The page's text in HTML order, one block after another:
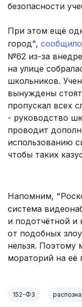
безопасности
При этом ещё
город", сообщило
№62 из-за
на улице
школьников.
вынуждены
пропускал всех
- руководство
проводит
использованию
чтобы таких
Напомним,
система
и подотчётной и
от подобных
нельзя. Поэтому
мораторий на её
152-ФЗ